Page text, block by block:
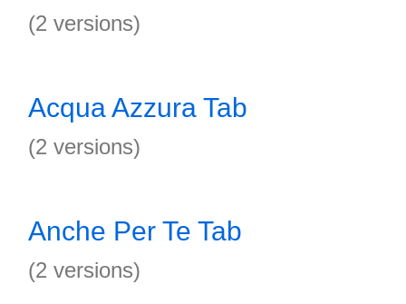
(2 versions)
Acqua Azzura Tab
(2 versions)
Anche Per Te Tab
(2 versions)